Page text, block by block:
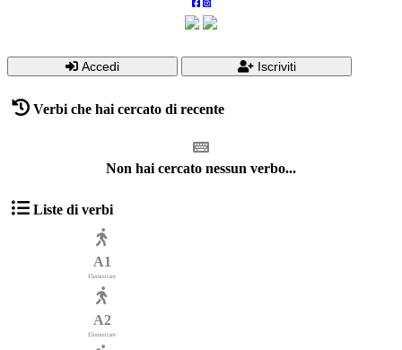
Accedi Iscriviti
Verbi che hai cercato di recente
Non hai cercato nessun verbo...
Liste di verbi
A1
Elementare
A2
Elementare